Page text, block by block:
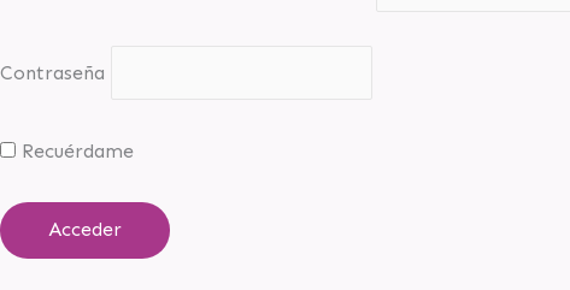
Contraseña
Recuérdame